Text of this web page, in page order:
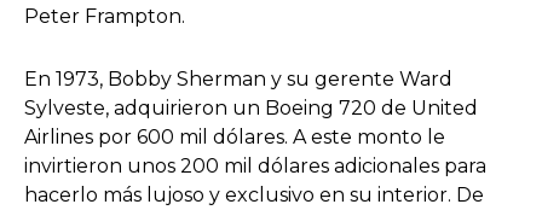
Peter Frampton.
En 1973, Bobby Sherman y su gerente Ward
Sylveste, adquirieron un Boeing 720 de United
Airlines por 600 mil dólares. A este monto le
invirtieron unos 200 mil dólares adicionales para
hacerlo más lujoso y exclusivo en su interior. De